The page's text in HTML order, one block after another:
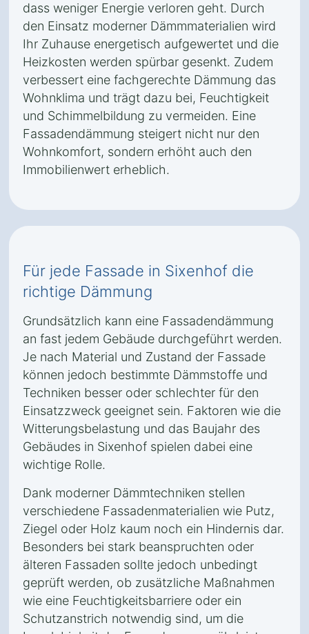
dass weniger Energie verloren geht. Durch
den Einsatz moderner Dämmmaterialien wird
Ihr Zuhause energetisch aufgewertet und die
Heizkosten werden spürbar gesenkt. Zudem
verbessert eine fachgerechte Dämmung das
Wohnklima und trägt dazu bei, Feuchtigkeit
und Schimmelbildung zu vermeiden. Eine
Fassadendämmung steigert nicht nur den
Wohnkomfort, sondern erhöht auch den
Immobilienwert erheblich.
Für jede Fassade in Sixenhof die
richtige Dämmung
Grundsätzlich kann eine Fassadendämmung
an fast jedem Gebäude durchgeführt werden.
Je nach Material und Zustand der Fassade
können jedoch bestimmte Dämmstoffe und
Techniken besser oder schlechter für den
Einsatzzweck geeignet sein. Faktoren wie die
Witterungsbelastung und das Baujahr des
Gebäudes in Sixenhof spielen dabei eine
wichtige Rolle.
Dank moderner Dämmtechniken stellen
verschiedene Fassadenmaterialien wie Putz,
Ziegel oder Holz kaum noch ein Hindernis dar.
Besonders bei stark beanspruchten oder
älteren Fassaden sollte jedoch unbedingt
geprüft werden, ob zusätzliche Maßnahmen
wie eine Feuchtigkeitsbarriere oder ein
Schutzanstrich notwendig sind, um die